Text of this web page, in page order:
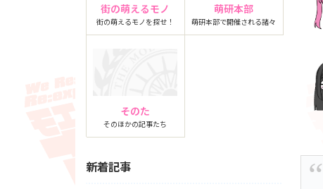
街の萌えるモノ
街の萌えるモノを探せ！
萌研本部
萌研本部で開催される諸々
そのた
そのほかの記事たち
新着記事